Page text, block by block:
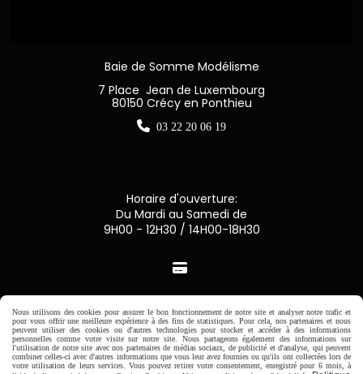
Baie de Somme Modélisme
7 Place Jean de Luxembourg
80150 Crécy en Ponthieu
 03 22 20 06 19
Horaire d'ouverture:
Du Mardi au Samedi de
9H00 - 12H30 / 14H00-18H30

CB Crédit Agricole
Virement bancaire
Nous utilisons des cookies pour assurer le bon fonctionnement de notre site et analyser notre trafic et
pour vous offrir une meilleure expérience à des fins de statistiques. Pour cela, nos partenaires et nous
peuvent utiliser des cookies ou d'autres technologies pour stocker et accéder à des informations
personnelles comme votre visite sur notre site. Nous partageons également des informations sur
l'utilisation de notre site avec nos partenaires de médias sociaux, de publicité et d'analyse, qui peuvent
combiner celles-ci avec d'autres informations que vous leur avez fournies ou qu'ils ont collectées lors de
votre utilisation de leurs services. Vous pouvez retirer votre consentement, enregistré pour 6 mois, à